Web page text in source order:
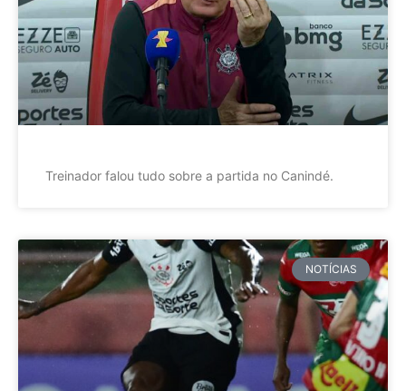
Treinador falou tudo sobre a partida no Canindé.
NOTÍCIAS